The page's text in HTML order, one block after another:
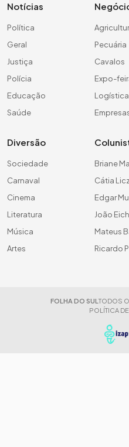
Notícias
Política
Geral
Justiça
Polícia
Educação
Saúde
Pecuária
Cavalos
Expo-
Logística
Diversão
Sociedade
Carnaval
Cinema
Literatura
Música
Artes
Briane
Cátia
Edgar
João
Mateus
Ricardo
FOLHA DO SUL TODOS
POLÍTICA